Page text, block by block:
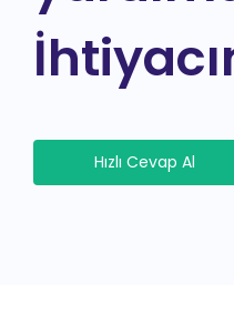
Hızlı Cevap Al